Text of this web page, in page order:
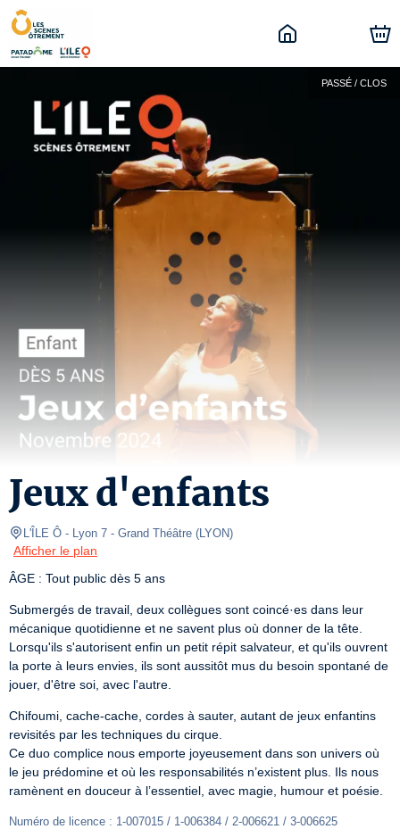
PASSÉ / CLOS
Jeux d'enfants
L'ÎLE Ô - Lyon 7 - Grand Théâtre (LYON)
Afficher le plan
ÂGE : Tout public dès 5 ans
Submergés de travail, deux collègues sont coincé·es dans leur
mécanique quotidienne et ne savent plus où donner de la tête.
Lorsqu'ils s'autorisent enfin un petit répit salvateur, et qu'ils ouvrent
la porte à leurs envies, ils sont aussitôt mus du besoin spontané de
jouer, d'être soi, avec l'autre.
Chifoumi, cache-cache, cordes à sauter, autant de jeux enfantins
revisités par les techniques du cirque.
Ce duo complice nous emporte joyeusement dans son univers où
le jeu prédomine et où les responsabilités n’existent plus. Ils nous
ramènent en douceur à l’essentiel, avec magie, humour et poésie.
Numéro de licence : 1-007015 / 1-006384 / 2-006621 / 3-006625